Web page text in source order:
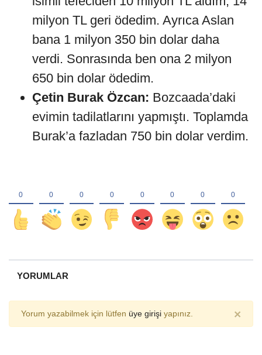
milyon TL geri ödedim. Ayrıca Aslan
bana 1 milyon 350 bin dolar daha
verdi. Sonrasında ben ona 2 milyon
650 bin dolar ödedim.
Çetin Burak Özcan: Bozcaada’daki
evimin tadilatlarını yapmıştı. Toplamda
Burak’a fazladan 750 bin dolar verdim.
YORUMLAR
Yorum yazabilmek için lütfen üye girişi yapınız. ×